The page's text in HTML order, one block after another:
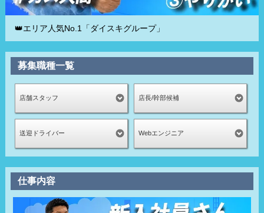
👑エリア人気No.1「ダイスキグループ」
募集職種一覧
店舗スタッフ 店長/幹部候補
送迎ドライバー Webエンジニア
仕事内容